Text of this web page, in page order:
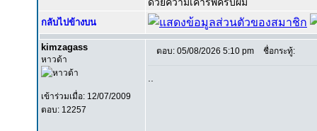
กลับไปข้างบน
kimzagass
หาวด้า
เข้าร่วมเมื่อ: 12/07/2009
ตอบ: 12257
ตอบ: 05/08/2026 5:10 pm ชื่อกระทู้: